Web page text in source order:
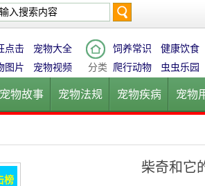
索
点击
宠物大全
图片
宠物视频 分类
饲养常识 健康饮食
爬行动物
虫虫乐园
宠物故事 宠物法规 宠物疾病 宠物
柴奇和它
榜